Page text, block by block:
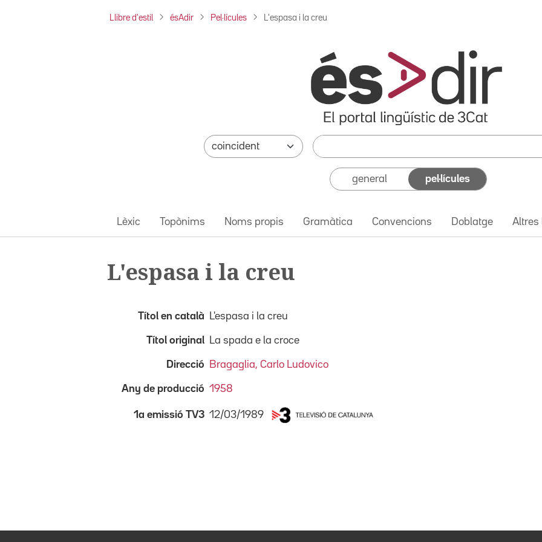
Llibre d'estil ésAdir Pel·lícules L'espasa i la creu
general pel·lícules
Lèxic Topònims Noms propis Gramàtica Convencions Doblatge Altres
L'espasa i la creu
Títol en català L'espasa i la creu
Títol original La spada e la croce
Direcció Bragaglia, Carlo Ludovico
Any de producció 1958
1a emissió TV3 12/03/1989